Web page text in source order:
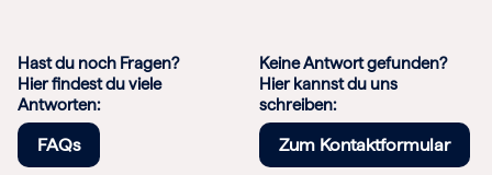
Hast du noch Fragen?
Hier findest du viele
Antworten:
FAQs
Keine Antwort gefunden?
Hier kannst du uns
schreiben:
Zum Kontaktformular